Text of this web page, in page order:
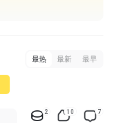
最热 最新 最早
2 10 7